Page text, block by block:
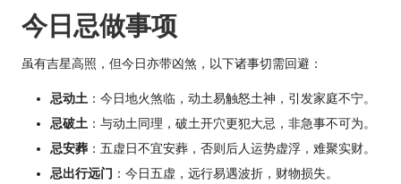
今日忌做事项
虽有吉星高照，但今日亦带凶煞，以下诸事切需回避：
忌动土 ：今日地火煞临，动土易触怒土神，引发家庭不宁。
忌破土 ：与动土同理，破土开穴更犯大忌，非急事不可为。
忌安葬 ：五虚日不宜安葬，否则后人运势虚浮，难聚实财。
忌出行远门 ：今日五虚，远行易遇波折，财物损失。